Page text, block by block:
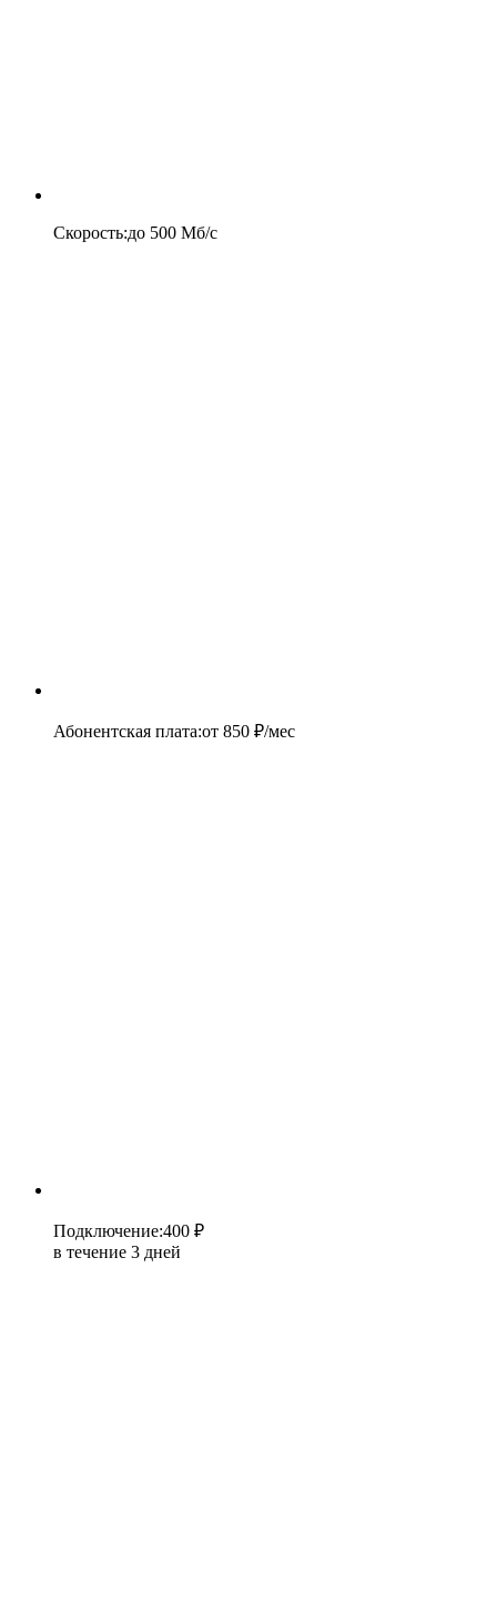
Скорость:до 500 Мб/c
Абонентская плата:от 850 ₽/мес
Подключение:400 ₽
в течение 3 дней